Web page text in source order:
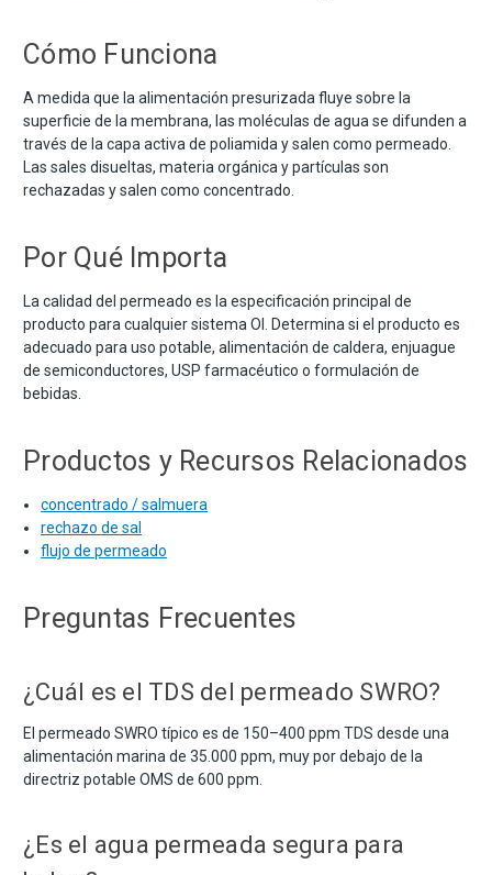
Cómo Funciona
A medida que la alimentación presurizada fluye sobre la
superficie de la membrana, las moléculas de agua se difunden a
través de la capa activa de poliamida y salen como permeado.
Las sales disueltas, materia orgánica y partículas son
rechazadas y salen como concentrado.
Por Qué Importa
La calidad del permeado es la especificación principal de
producto para cualquier sistema OI. Determina si el producto es
adecuado para uso potable, alimentación de caldera, enjuague
de semiconductores, USP farmacéutico o formulación de
bebidas.
Productos y Recursos Relacionados
concentrado / salmuera
rechazo de sal
flujo de permeado
Preguntas Frecuentes
¿Cuál es el TDS del permeado SWRO?
El permeado SWRO típico es de 150–400 ppm TDS desde una
alimentación marina de 35.000 ppm, muy por debajo de la
directriz potable OMS de 600 ppm.
¿Es el agua permeada segura para